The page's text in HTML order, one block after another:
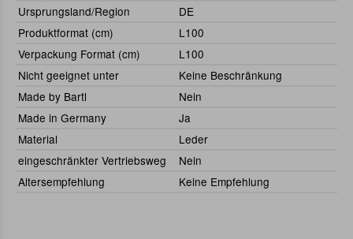
Ursprungsland/Region
DE
Produktformat (cm)
L100
Verpackung Format (cm)
L100
Nicht geeignet unter
Keine Beschränkung
Made by Bartl
Nein
Made in Germany
Ja
Material
Leder
eingeschränkter Vertriebsweg
Nein
Altersempfehlung
Keine Empfehlung